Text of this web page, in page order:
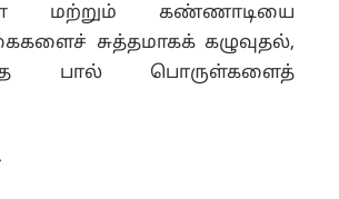
மற்றும் கண்ணாடியை
சுத்தமாகக் கழுவுதல்,
பால் பொருள்களைத்